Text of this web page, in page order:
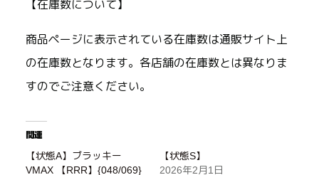
【在庫数について】
商品ページに表示されている在庫数は通販サイト上
の在庫数となります。各店舗の在庫数とは異なりま
すのでご注意ください。
関連
【状態A】ブラッキー
VMAX 【RRR】{048/069}
【状態S】
2026年2月1日